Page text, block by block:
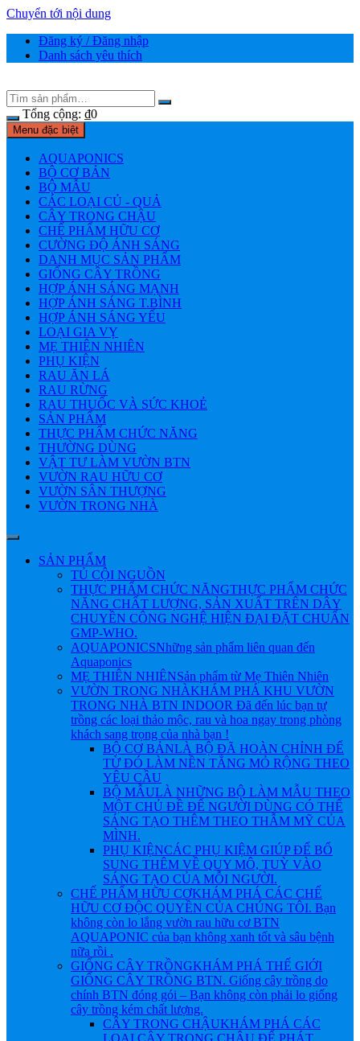
Chuyển tới nội dung
Đăng ký / Đăng nhập
Danh sách yêu thích
Tổng cộng: ₫0
Menu đặc biệt
AQUAPONICS
BỘ CƠ BẢN
BỘ MẪU
CÁC LOẠI CỦ - QUẢ
CÂY TRONG CHẬU
CHẾ PHẨM HỮU CƠ
CƯỜNG ĐỘ ÁNH SÁNG
DANH MỤC SẢN PHẨM
GIỐNG CÂY TRỒNG
HỢP ÁNH SÁNG MẠNH
HỢP ÁNH SÁNG T.BÌNH
HỢP ÁNH SÁNG YẾU
LOẠI GIA VỴ
MẸ THIÊN NHIÊN
PHỤ KIỆN
RAU ĂN LÁ
RAU RỪNG
RAU THUỐC VÀ SỨC KHOẺ
SẢN PHẨM
THỰC PHẨM CHỨC NĂNG
THƯỜNG DÙNG
VẬT TƯ LÀM VƯỜN BTN
VƯỜN RAU HỮU CƠ
VƯỜN SÂN THƯỢNG
VƯỜN TRONG NHÀ
SẢN PHẨM
TỦ CỘI NGUỒN
THỰC PHẨM CHỨC NĂNGTHỰC PHẨM CHỨC
NĂNG CHẤT LƯỢNG, SẢN XUẤT TRÊN DÂY
CHUYỀN CÔNG NGHỆ HIỆN ĐẠI ĐẶT CHUẨN
GMP-WHO.
AQUAPONICSNhững sản phẩm liên quan đến
Aquaponics
MẸ THIÊN NHIÊNSản phẩm từ Mẹ Thiên Nhiên
VƯỜN TRONG NHÀKHÁM PHÁ KHU VƯỜN
TRONG NHÀ BTN INDOOR Đã đến lúc bạn tự
trồng các loại thảo mộc, rau và hoa ngay trong phòng
khách sang trọng của nhà bạn !
BỘ CƠ BẢNLÀ BỘ ĐÃ HOÀN CHỈNH ĐỂ
TỪ ĐÓ LÀM NỀN TẲNG MỎ RỘNG THEO
YÊU CẦU
BỘ MẪULÀ NHỮNG BỘ LÀM MẪU THEO
MỘT CHỦ ĐỀ ĐỂ NGƯỜI DÙNG CÓ THỂ
SÁNG TẠO THÊM THEO THẪM MỸ CỦA
MÌNH.
PHỤ KIỆNCÁC PHỤ KIỆM GIÚP ĐỂ BỔ
SUNG THÊM VỀ QUY MÔ, TUỲ VÀO
SÁNG TẠO CỦA MỖI NGƯỜI.
CHẾ PHẨM HỮU CƠKHÁM PHÁ CÁC CHẾ
HỮU CƠ ĐỘC QUYỀN CỦA CHÚNG TÔI. Bạn
không còn lo lắng vườn rau hữu cơ BTN
AQUAPONIC của bạn không xanh tốt và sâu bệnh
nữa rồi .
GIỐNG CÂY TRỒNGKHÁM PHÁ THẾ GIỚI
GIỐNG CÂY TRỒNG BTN. Giống cây trồng do
chính BTN đóng gói – Bạn không còn phải lo giống
cây trồng kém chất lượng.
CÂY TRONG CHẬUKHÁM PHÁ CÁC
LOẠI CÂY TRONG CHẬU ĐỂ PHÁT